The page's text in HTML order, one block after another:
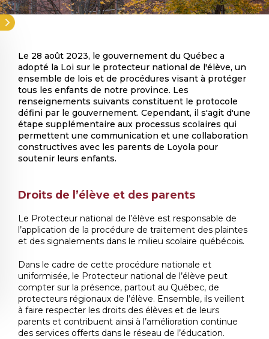
Le 28 août 2023, le gouvernement du Québec a
adopté la Loi sur le protecteur national de l'élève, un
ensemble de lois et de procédures visant à protéger
tous les enfants de notre province. Les
renseignements suivants constituent le protocole
défini par le gouvernement. Cependant, il s'agit d'une
étape supplémentaire aux processus scolaires qui
permettent une communication et une collaboration
constructives avec les parents de Loyola pour
soutenir leurs enfants.
Droits de l’élève et des parents
Le Protecteur national de l’élève est responsable de
l’application de la procédure de traitement des plaintes
et des signalements dans le milieu scolaire québécois.
Dans le cadre de cette procédure nationale et
uniformisée, le Protecteur national de l’élève peut
compter sur la présence, partout au Québec, de
protecteurs régionaux de l’élève. Ensemble, ils veillent
à faire respecter les droits des élèves et de leurs
parents et contribuent ainsi à l’amélioration continue
des services offerts dans le réseau de l’éducation.